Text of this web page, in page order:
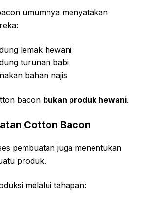
umumnya menyatakan
lemak hewani
turunan babi
bahan najis
bacon bukan produk hewani.
Cotton Bacon
pembuatan juga menentukan
produk.
melalui tahapan: